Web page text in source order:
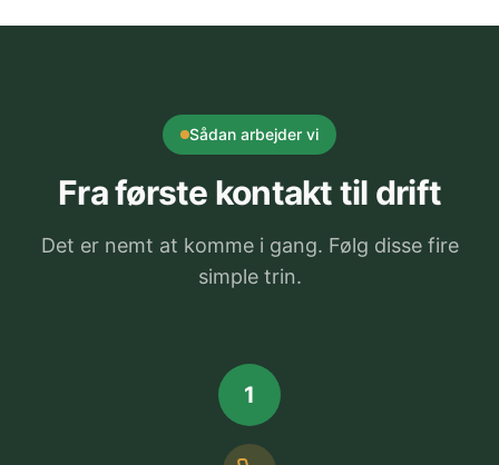
Sådan arbejder vi
Fra første kontakt til drift
Det er nemt at komme i gang. Følg disse fire
simple trin.
1